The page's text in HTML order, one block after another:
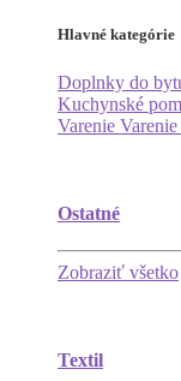
Hlavné kategórie
Doplnky do
Kuchynské
Varenie
Ostatné
Zobraziť všetko
Textil